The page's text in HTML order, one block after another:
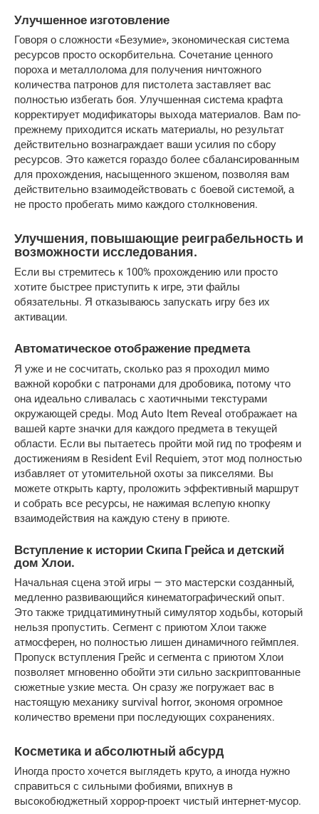
Улучшенное изготовление
Говоря о сложности «Безумие», экономическая система
ресурсов просто оскорбительна. Сочетание ценного
пороха и металлолома для получения ничтожного
количества патронов для пистолета заставляет вас
полностью избегать боя. Улучшенная система крафта
корректирует модификаторы выхода материалов. Вам по-
прежнему приходится искать материалы, но результат
действительно вознаграждает ваши усилия по сбору
ресурсов. Это кажется гораздо более сбалансированным
для прохождения, насыщенного экшеном, позволяя вам
действительно взаимодействовать с боевой системой, а
не просто пробегать мимо каждого столкновения.
Улучшения, повышающие реиграбельность и
возможности исследования.
Если вы стремитесь к 100% прохождению или просто
хотите быстрее приступить к игре, эти файлы
обязательны. Я отказываюсь запускать игру без их
активации.
Автоматическое отображение предмета
Я уже и не сосчитать, сколько раз я проходил мимо
важной коробки с патронами для дробовика, потому что
она идеально сливалась с хаотичными текстурами
окружающей среды. Мод Auto Item Reveal отображает на
вашей карте значки для каждого предмета в текущей
области. Если вы пытаетесь пройти мой гид по трофеям и
достижениям в Resident Evil Requiem, этот мод полностью
избавляет от утомительной охоты за пикселями. Вы
можете открыть карту, проложить эффективный маршрут
и собрать все ресурсы, не нажимая вслепую кнопку
взаимодействия на каждую стену в приюте.
Вступление к истории Скипа Грейса и детский
дом Хлои.
Начальная сцена этой игры — это мастерски созданный,
медленно развивающийся кинематографический опыт.
Это также тридцатиминутный симулятор ходьбы, который
нельзя пропустить. Сегмент с приютом Хлои также
атмосферен, но полностью лишен динамичного геймплея.
Пропуск вступления Грейс и сегмента с приютом Хлои
позволяет мгновенно обойти эти сильно заскриптованные
сюжетные узкие места. Он сразу же погружает вас в
настоящую механику survival horror, экономя огромное
количество времени при последующих сохранениях.
Косметика и абсолютный абсурд
Иногда просто хочется выглядеть круто, а иногда нужно
справиться с сильными фобиями, впихнув в
высокобюджетный хоррор-проект чистый интернет-мусор.